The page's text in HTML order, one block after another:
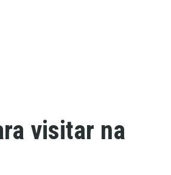
visitar na